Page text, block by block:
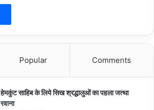
Popular Comments
हेमकुंट साहिब के लिये सिख श्रद्धालुओं का पहला जत्था
रवाना